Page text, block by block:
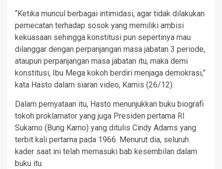
“Ketika muncul berbagai intimidasi, agar tidak dilakukan
pemecatan terhadap sosok yang memiliki ambisi
kekuasaan sehingga konstitusi pun sepertinya mau
dilanggar dengan perpanjangan masa jabatan 3 periode,
ataupun perpanjangan masa jabatan itu, maka demi
konstitusi, Ibu Mega kokoh berdiri menjaga demokrasi,”
kata Hasto dalam siaran video, Kamis (26/12).
Dalam pernyataan itu, Hasto menunjukkan buku biografi
tokoh proklamator yang juga Presiden pertama RI
Sukarno (Bung Karno) yang ditulis Cindy Adams yang
terbit kali pertama pada 1966. Menurut dia, seluruh
kader saat ini telah memasuki bab kesembilan dalam
buku itu.